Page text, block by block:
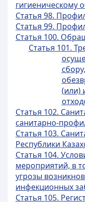
гигиеническому
Статья 98.
Статья 99.
Статья 100.
Статья 101.
(или)
Статья 102.
санитарно-
Статья 103.
Республики
Статья 104.
мероприятий, в
угрозы
инфекционных
Статья 105.